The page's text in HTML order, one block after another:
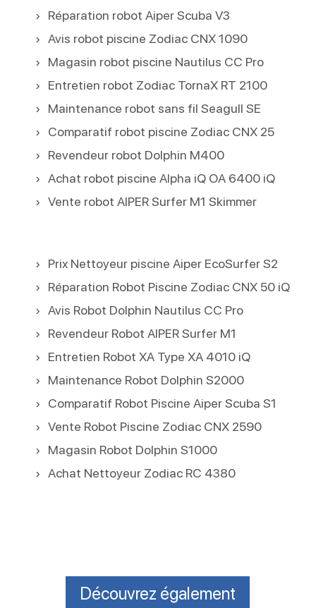
Réparation robot Aiper Scuba V3
Avis robot piscine Zodiac CNX 1090
Magasin robot piscine Nautilus CC Pro
Entretien robot Zodiac TornaX RT 2100
Maintenance robot sans fil Seagull SE
Comparatif robot piscine Zodiac CNX 25
Revendeur robot Dolphin M400
Achat robot piscine Alpha iQ OA 6400 iQ
Vente robot AIPER Surfer M1 Skimmer
Prix Nettoyeur piscine Aiper EcoSurfer S2
Réparation Robot Piscine Zodiac CNX 50 iQ
Avis Robot Dolphin Nautilus CC Pro
Revendeur Robot AIPER Surfer M1
Entretien Robot XA Type XA 4010 iQ
Maintenance Robot Dolphin S2000
Comparatif Robot Piscine Aiper Scuba S1
Vente Robot Piscine Zodiac CNX 2590
Magasin Robot Dolphin S1000
Achat Nettoyeur Zodiac RC 4380
Découvrez également